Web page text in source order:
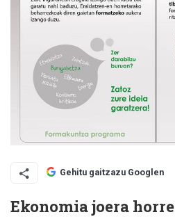
Gehitu gaitzazu Googlen
Ekonomia joera